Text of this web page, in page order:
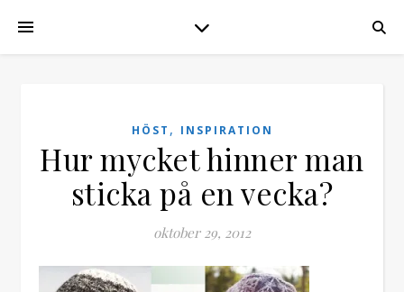
HÖST , INSPIRATION
Hur mycket hinner man
sticka på en vecka?
oktober 29, 2012